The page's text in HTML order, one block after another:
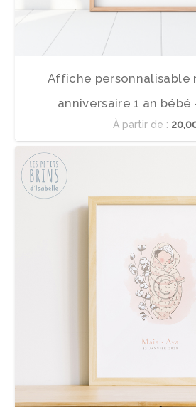
Affiche personnalisable
anniversaire 1 an bébé
À partir de :